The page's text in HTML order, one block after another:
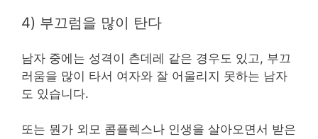
4) 부끄럼을 많이 탄다
남자 중에는 성격이 츤데레 같은 경우도 있고, 부끄
러움을 많이 타서 여자와 잘 어울리지 못하는 남자
도 있습니다.
또는 뭔가 외모 콤플렉스나 인생을 살아오면서 받은